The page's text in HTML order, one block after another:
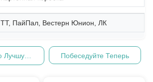
ТТ, ПайПал, Вестерн Юнион, ЛК
Побеседуйте Теперь